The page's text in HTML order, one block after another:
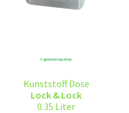
Kunststoff Dose
Lock & Lock
0.35 Liter